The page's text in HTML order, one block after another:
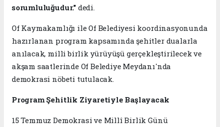
sorumluluğudur." dedi.
Of Kaymakamlığı ile Of Belediyesi koordinasyonunda
hazırlanan program kapsamında şehitler dualarla
anılacak, milli birlik yürüyüşü gerçekleştirilecek ve
akşam saatlerinde Of Belediye Meydanı'nda
demokrasi nöbeti tutulacak.
Program Şehitlik Ziyaretiyle Başlayacak
15 Temmuz Demokrasi ve Millî Birlik Günü